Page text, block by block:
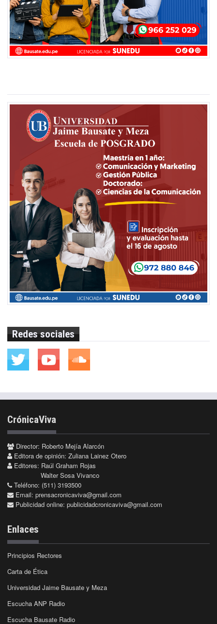
Redes sociales
CrónicaViva
Director: Roberto Mejía Alarcón
Editora de opinión: Zuliana Lainez Otero
Editores: Raúl Graham Rojas
Walter Sosa Vivanco
Teléfono: (511) 3193500
Email: prensacronicaviva@gmail.com
Publicidad online: publicidadcronicaviva@gmail.com
Enlaces
Principios Rectores
Carta de Ética
Universidad Jaime Bausate y Meza
Escucha ANP Radio
Escucha Bausate Radio